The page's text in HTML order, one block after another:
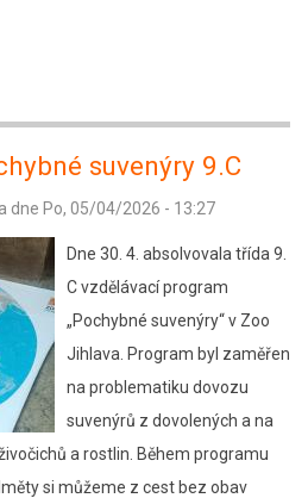
suvenýry 9.C
dne Po, 05/04/2026 - 13:27
Dne 30. 4. absolvovala třída 9.
C vzdělávací program
„Pochybné suvenýry“ v Zoo
Jihlava. Program byl zaměřen
na problematiku dovozu
suvenýrů z dovolených a na
a rostlin. Během programu
si můžeme z cest bez obav